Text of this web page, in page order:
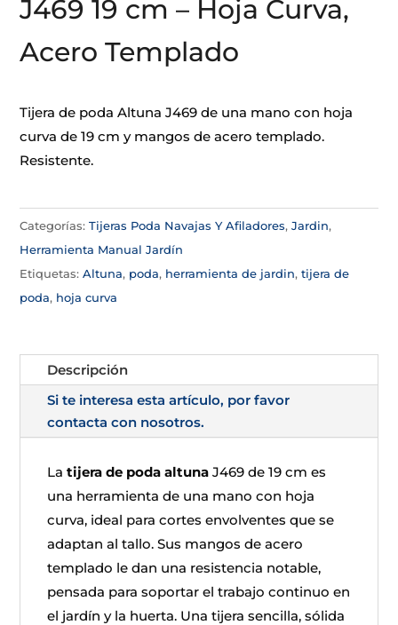
J469 19 cm – Hoja Curva,
Acero Templado
Tijera de poda Altuna J469 de una mano con hoja
curva de 19 cm y mangos de acero templado.
Resistente.
Categorías:Tijeras Poda Navajas Y Afiladores,Jardin,
Herramienta Manual Jardín
Etiquetas:Altuna, poda, herramienta de jardin,tijera de
poda, hoja curva
Descripción
Si te interesa esta artículo, por favor
contacta con nosotros.
Latijera de poda altuna J469 de 19 cm es
una herramienta de una mano con hoja
curva, ideal para cortes envolventes que se
adaptan al tallo. Sus mangos de acero
templado le dan una resistencia notable,
pensada para soportar el trabajo continuo en
el jardín y la huerta. Una tijera sencilla, sólida